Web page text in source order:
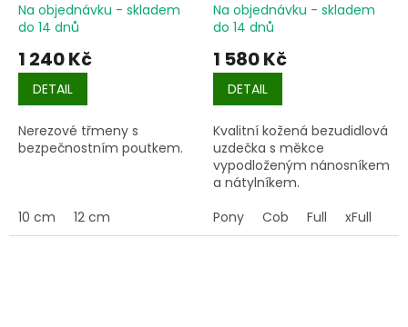
Na objednávku - skladem
do 14 dnů
1 240 Kč
DETAIL
Nerezové třmeny s
bezpečnostním poutkem.
10 cm 12 cm
Na objednávku - skladem
do 14 dnů
1 580 Kč
DETAIL
Kvalitní kožená bezudidlová
uzdečka s měkce
vypodloženým nánosníkem
a nátylníkem.
Pony
Cob Full xFull